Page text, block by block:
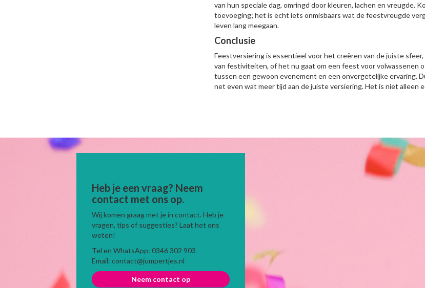
van hun speciale dag, omringd door kleuren, lachen en vreugde.
toevoeging; het is echt iets onmisbaars wat de feestvreugde
leven lang meegaan.
Conclusie
Feestversiering is essentieel voor het creëren van de juiste
van festiviteiten, of het nu gaat om een feest voor volwassenen
tussen een gewoon evenement en een onvergetelijke ervaring.
net even wat meer tijd aan de juiste versiering. Het is niet
Heb je een vraag? Neem
contact met ons op.
Wij komen graag met je in contact. Heb je
vragen, tips of suggesties? Laat het ons
weten!
Tel en WhatsApp: 0346 302 903
Email: contact@jumpertjes.nl
Neem contact op